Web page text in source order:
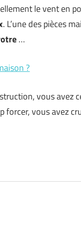
le vent en
. L’une des pièces
…
?
vous avez
vous avez